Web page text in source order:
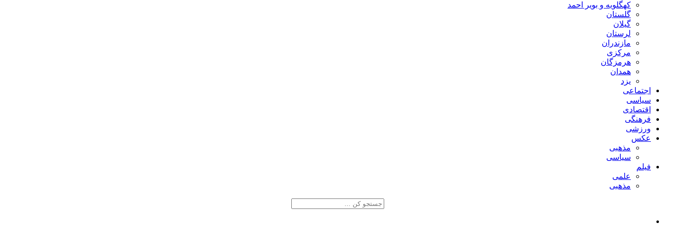
کهگلویه و بویر احمد
گلستان
گیلان
لرستان
مازندران
مرکزی
هرمزگان
همدان
یزد
اجتماعی
سیاسی
اقتصادی
فرهنگی
ورزشی
عکس
مذهبی
سیاسی
فیلم
علمی
مذهبی